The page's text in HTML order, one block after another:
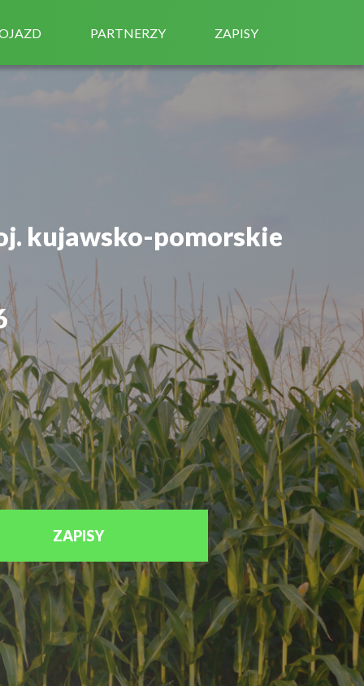
PARTNERZY ZAPISY
kujawsko-pomorskie
ZAPISY